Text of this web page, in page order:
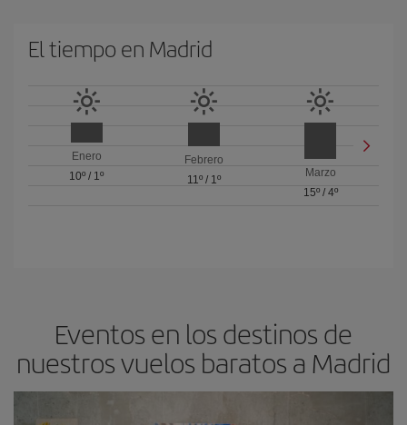
El tiempo en Madrid
Enero
10º / 1º
Febrero
11º/ 1º
Marzo
15º/ 4º
Eventos en los destinos de
nuestros vuelos baratos a Madrid